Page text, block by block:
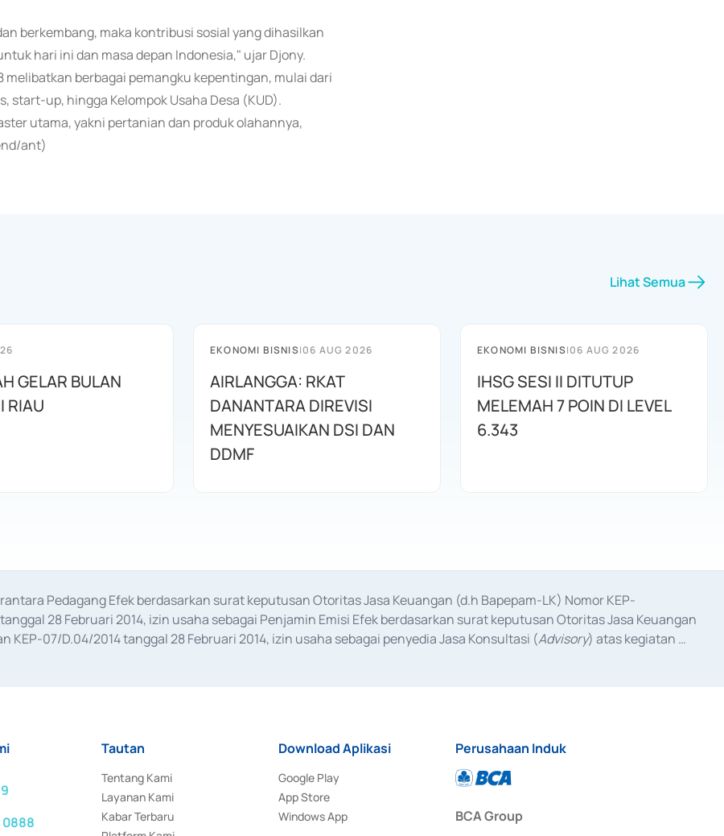
berkembang, maka kontribusi sosial yang dihasilkan
hari ini dan masa depan Indonesia," ujar Djony.
berbagai pemangku kepentingan, mulai dari
up, hingga Kelompok Usaha Desa (KUD).
utama, yakni pertanian dan produk olahannya,
ant)
Lihat Semua
GELAR BULAN
RIAU
EKONOMI BISNIS|06 AUG 2026
AIRLANGGA: RKAT
DANANTARA DIREVISI
MENYESUAIKAN DSI DAN
DDMF
EKONOMI BISNIS|06 AUG 2026
IHSG SESI II DITUTUP
MELEMAH 7 POIN DI LEVEL
6.343
Pedagang Efek berdasarkan surat keputusan Otoritas Jasa Keuangan (d.h Bapepam-LK) Nomor KEP-
28 Februari 2014, izin usaha sebagai Penjamin Emisi Efek berdasarkan surat keputusan Otoritas Jasa Keuangan
KEP-07/D.04/2014 tanggal 28 Februari 2014, izin usaha sebagai penyedia Jasa Konsultasi (Advisory) atas kegiatan
0888
Tautan
Tentang Kami
Layanan Kami
Kabar Terbaru
Download Aplikasi
Google Play
App Store
Windows App
Perusahaan Induk
BCA Group